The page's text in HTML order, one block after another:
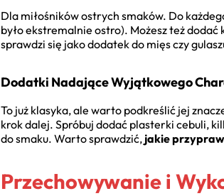
Dla miłośników ostrych smaków. Do
było ekstremalnie ostro). Możesz też
sprawdzi się jako dodatek do mięs czy
Dodatki Nadające Wyjątkowego
To już klasyka, ale warto podkreślić jej
krok dalej. Spróbuj dodać plasterki cebuli,
do smaku. Warto sprawdzić, jakie
Przechowywanie i